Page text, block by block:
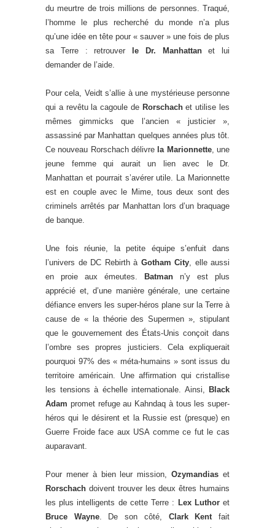
du meurtre de trois millions de personnes. Traqué,
l’homme le plus recherché du monde n’a plus
qu’une idée en tête pour « sauver » une fois de plus
sa Terre : retrouver
le Dr. Manhattanet lui
demander de l’aide.
Pour cela, Veidt s’allie à une mystérieuse personne
qui a revêtu la cagoule de Rorschachet utilise les
mêmes gimmicks que l’ancien « justicier »,
assassiné par Manhattan quelques années plus tôt.
Ce nouveau Rorschach délivre la Marionnette, une
jeune femme qui aurait un lien avec le Dr.
Manhattan et pourrait s’avérer utile. La Marionnette
est en couple avec le Mime, tous deux sont des
criminels arrêtés par Manhattan lors d’un braquage
de banque.
Une fois réunie, la petite équipe s’enfuit dans
l’univers de DC Rebirth à Gotham City , elle aussi
en proie aux émeutes.
Batman n’y est plus
apprécié et, d’une manière générale, une certaine
défiance envers les super-héros plane sur la Terre à
cause de « la théorie des Supermen », stipulant
que le gouvernement des États-Unis conçoit dans
l’ombre ses propres justiciers. Cela expliquerait
pourquoi 97% des « méta-humains » sont issus du
territoire américain. Une affirmation qui cristallise
les tensions à échelle internationale. Ainsi,
Black
Adam promet refuge au Kahndaq à tous les super-
héros qui le désirent et la Russie est (presque) en
Guerre Froide face aux USA comme ce fut le cas
auparavant.
Pour mener à bien leur mission,Ozymandias et
Rorschach doivent trouver les deux êtres humains
les plus intelligents de cette Terre :
Lex Luthoret
Bruce Wayne. De son côté, Clark Kent fait